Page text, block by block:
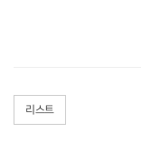
리스트